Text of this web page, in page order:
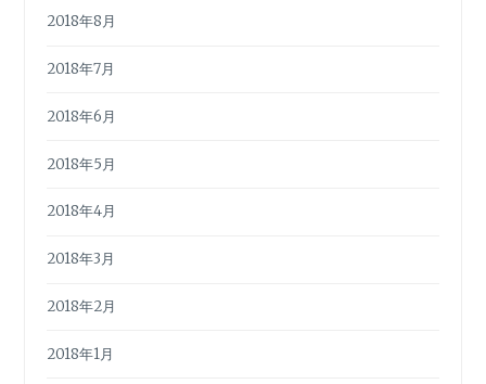
2018年8月
2018年7月
2018年6月
2018年5月
2018年4月
2018年3月
2018年2月
2018年1月